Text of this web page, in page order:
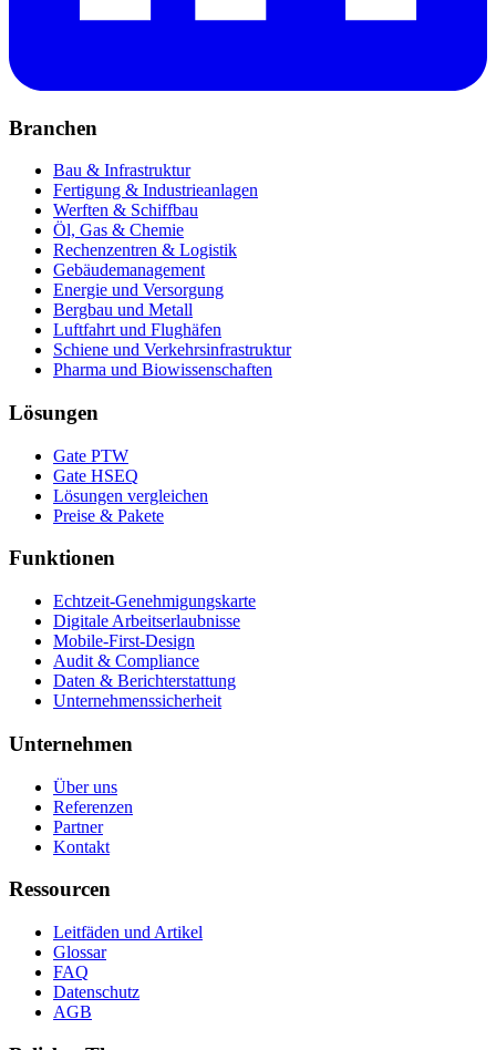
Branchen
Bau & Infrastruktur
Fertigung & Industrieanlagen
Werften & Schiffbau
Öl, Gas & Chemie
Rechenzentren & Logistik
Gebäudemanagement
Energie und Versorgung
Bergbau und Metall
Luftfahrt und Flughäfen
Schiene und Verkehrsinfrastruktur
Pharma und Biowissenschaften
Lösungen
Gate PTW
Gate HSEQ
Lösungen vergleichen
Preise & Pakete
Funktionen
Echtzeit-Genehmigungskarte
Digitale Arbeitserlaubnisse
Mobile-First-Design
Audit & Compliance
Daten & Berichterstattung
Unternehmenssicherheit
Unternehmen
Über uns
Referenzen
Partner
Kontakt
Ressourcen
Leitfäden und Artikel
Glossar
FAQ
Datenschutz
AGB